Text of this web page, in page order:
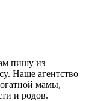
пишу из
Наше агентство
мамы,
и родов.